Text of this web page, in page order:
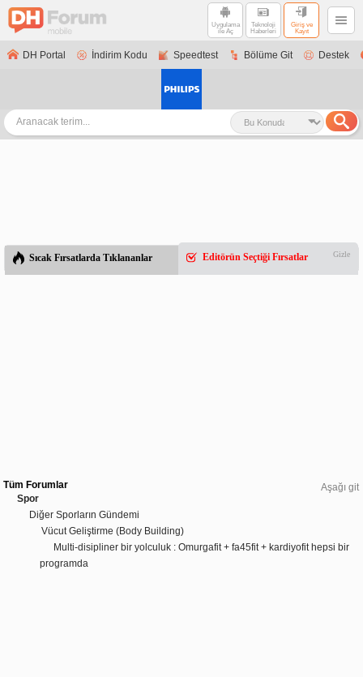
Uygulama
ile Aç
Teknoloji
Haberleri
Giriş ve
Kayıt
DH Portal İndirim Kodu Speedtest Bölüme Git Destek
Sıcak Fırsatlarda Tıklananlar Editörün Seçtiği Fırsatlar Gizle
Aşağı git
Tüm Forumlar
Spor
Diğer Sporların Gündemi
Vücut Geliştirme (Body Building)
Multi-disipliner bir yolculuk : Omurgafit + fa45fit + kardiyofit hepsi bir
programda